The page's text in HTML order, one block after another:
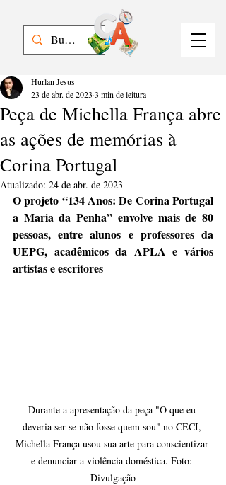
Peça de Michella França abre
as ações de memórias à
Corina Portugal
Hurlan Jesus
23 de abr. de 2023 3 min de leitura
Atualizado: 24 de abr. de 2023
O projeto “134 Anos: De Corina Portugal
a Maria da Penha” envolve mais de 80
pessoas, entre alunos e professores da
UEPG, acadêmicos da APLA e vários
artistas e escritores
Durante a apresentação da peça "O que eu
deveria ser se não fosse quem sou" no CECI,
Michella França usou sua arte para conscientizar
e denunciar a violência doméstica. Foto:
Divulgação